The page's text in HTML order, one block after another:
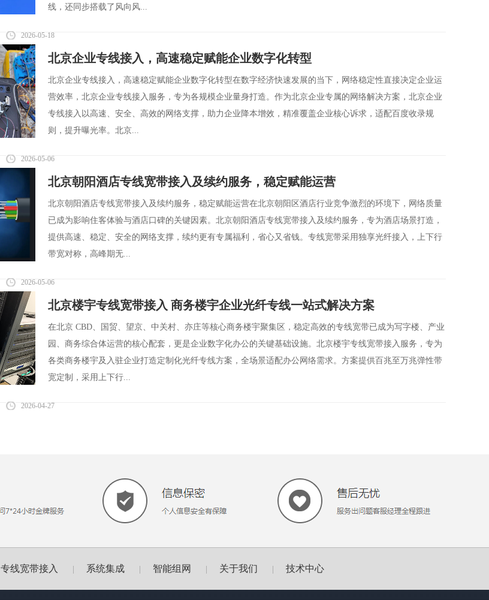
线，还同步搭载了风向风...
2026-05-18
北京企业专线接入，高速稳定赋能企业数字化转型
北京企业专线接入，高速稳定赋能企业数字化转型在数字经济快速发展的当下，网络稳定性直接决定企业运
营效率，北京企业专线接入服务，专为各规模企业量身打造。作为北京企业专属的网络解决方案，北京企业
专线接入以高速、安全、高效的网络支撑，助力企业降本增效，精准覆盖企业核心诉求，适配百度收录规
则，提升曝光率。北京...
2026-05-06
北京朝阳酒店专线宽带接入及续约服务，稳定赋能运营
北京朝阳酒店专线宽带接入及续约服务，稳定赋能运营在北京朝阳区酒店行业竞争激烈的环境下，网络质量
已成为影响住客体验与酒店口碑的关键因素。北京朝阳酒店专线宽带接入及续约服务，专为酒店场景打造，
提供高速、稳定、安全的网络支撑，续约更有专属福利，省心又省钱。专线宽带采用独享光纤接入，上下行
带宽对称，高峰期无...
2026-05-06
北京楼宇专线宽带接入 商务楼宇企业光纤专线一站式解决方案
在北京 CBD、国贸、望京、中关村、亦庄等核心商务楼宇聚集区，稳定高效的专线宽带已成为写字楼、产业
园、商务综合体运营的核心配套，更是企业数字化办公的关键基础设施。北京楼宇专线宽带接入服务，专为
各类商务楼宇及入驻企业打造定制化光纤专线方案，全场景适配办公网络需求。方案提供百兆至万兆弹性带
宽定制，采用上下行...
2026-04-27
专线宽带接入 系统集成 智能组网 关于我们 技术中心